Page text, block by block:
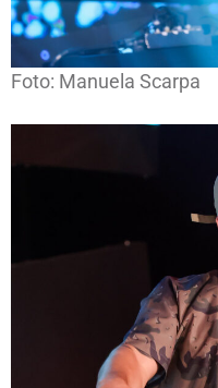
Foto: Manuela Scarpa